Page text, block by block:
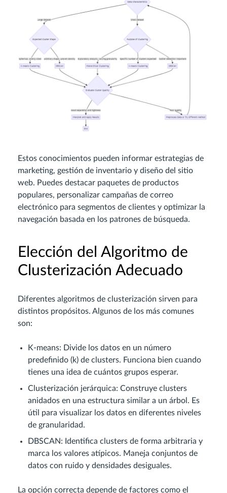
Estos conocimientos pueden informar estrategias de
marketing, gestión de inventario y diseño del sitio
web. Puedes destacar paquetes de productos
populares, personalizar campañas de correo
electrónico para segmentos de clientes y optimizar la
navegación basada en los patrones de búsqueda.
Elección del Algoritmo de
Clusterización Adecuado
Diferentes algoritmos de clusterización sirven para
distintos propósitos. Algunos de los más comunes
son:
K-means: Divide los datos en un número
predefinido (k) de clusters. Funciona bien cuando
tienes una idea de cuántos grupos esperar.
Clusterización jerárquica: Construye clusters
anidados en una estructura similar a un árbol. Es
útil para visualizar los datos en diferentes niveles
de granularidad.
DBSCAN: Identifica clusters de forma arbitraria y
marca los valores atípicos. Maneja conjuntos de
datos con ruido y densidades desiguales.
La opción correcta depende de factores como el